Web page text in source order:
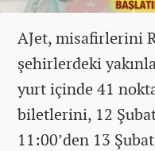
AJet, misafirlerini
şehirlerdeki
yurt içinde 41
biletlerini, 12
11:00’den 13